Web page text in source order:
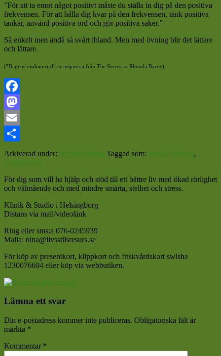
”För att ta emot något positivt måste du ställa in dig på den positiva
frekvensen. För att hålla dig kvar på den frekvensen, tänk positiva
tankar, använd positiva ord och gör positiva saker.”
Så enkelt men ändå så svårt ibland. Men med övning blir det lättare
och lättare.
(”Dagens visdomsord” är inspirerat från The Secret av Rhonda Byrne)
Facebook
Mastodon
Email
Dela
Arkiverad under: Mental träning Taggad som: Mental träning,
Visdomsord
För dig som vill ha hjälp och stöd till ett bättre liv med ökad rörlighet
och välmående och med mindre smärta, stelhet och stress.
Klinik & Studio i Helsingborg
Distans via mail/videolänk
Ring eller sms:a 076-0245939
Maila: nina@livsstilsresurs.se
För köp av presentkort, klippkort och friskvårdskort swisha
1230076604 eller köp via webbutiken.
Läsarkommentarer
Lämna ett svar
Din e-postadress kommer inte publiceras. Obligatoriska fält är
märkta *
Kommentar *